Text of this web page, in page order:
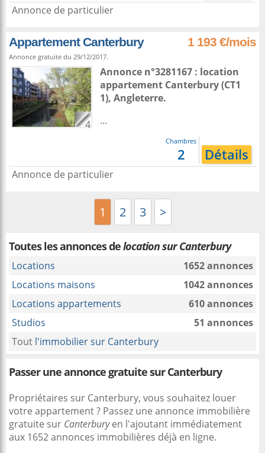
Annonce de particulier
Appartement Canterbury 1 193 €/mois
Annonce gratuite du 29/12/2017.
4
Annonce n°3281167 : location
appartement Canterbury(CT1
1), Angleterre.
...
Chambres
2 Détails
Annonce de particulier
1 2 3 >
Toutes les annonces delocation sur Canterbury
Locations
1652 annonces
Locations maisons
1042 annonces
Locations appartements
610 annonces
Studios
51 annonces
Tout l'immobilier sur Canterbury
Passer une annonce gratuite sur Canterbury
Propriétaires sur Canterbury, vous souhaitez louer
votre appartement ? Passez une annonce immobilière
gratuite sur Canterburyen l'ajoutant immédiatement
aux 1652 annonces immobilières déjà en ligne.